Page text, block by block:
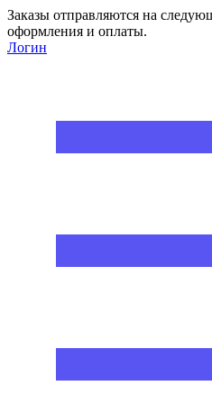
Заказы отправляются на
оформления и оплаты.
Логин